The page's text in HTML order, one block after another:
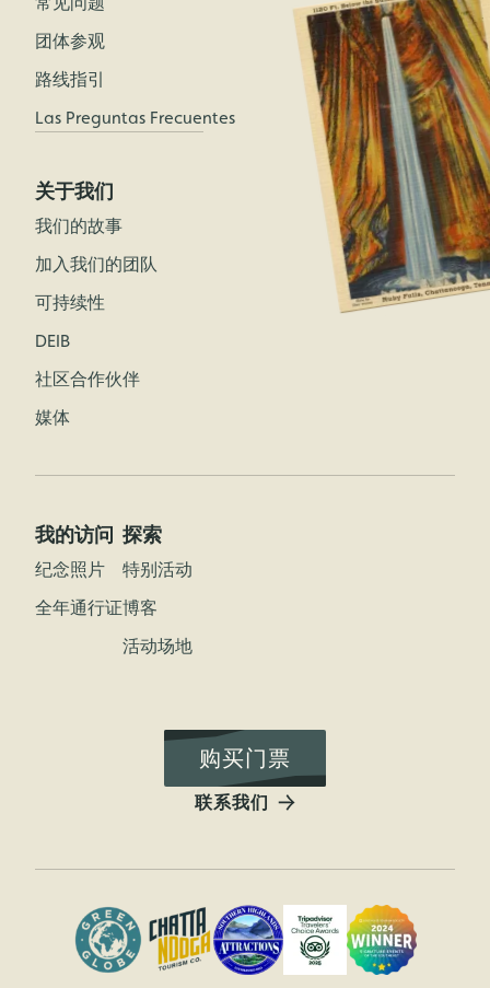
团体参观
路线指引
Las Preguntas Frecuentes
关于我们
我们的故事
加入我们的团队
可持续性
DEIB
社区合作伙伴
媒体
我的访问
纪念照片
全年通行证
探索
特别活动
博客
活动场地
购买门票
联系我们